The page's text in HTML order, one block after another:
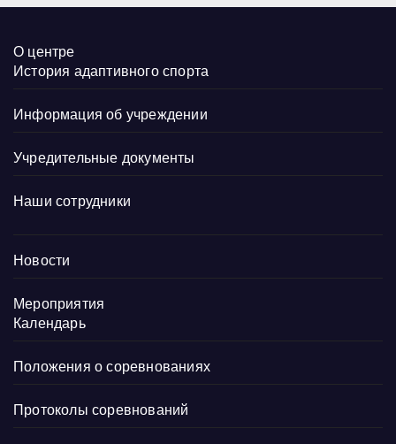
О центре
История адаптивного спорта
Информация об учреждении
Учредительные документы
Наши сотрудники
Новости
Мероприятия
Календарь
Положения о соревнованиях
Протоколы соревнований